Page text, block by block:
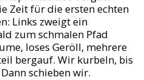
Zeit für die ersten echten
Links zweigt ein
zum schmalen Pfad
loses Geröll, mehrere
bergauf. Wir kurbeln, bis
schieben wir.